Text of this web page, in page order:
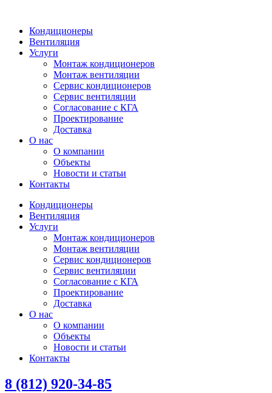
Кондиционеры
Вентиляция
Услуги
Монтаж кондиционеров
Монтаж вентиляции
Сервис кондиционеров
Сервис вентиляции
Согласование с КГА
Проектирование
Доставка
О нас
О компании
Объекты
Новости и статьи
Контакты
Кондиционеры
Вентиляция
Услуги
Монтаж кондиционеров
Монтаж вентиляции
Сервис кондиционеров
Сервис вентиляции
Согласование с КГА
Проектирование
Доставка
О нас
О компании
Объекты
Новости и статьи
Контакты
8 (812) 920-34-85